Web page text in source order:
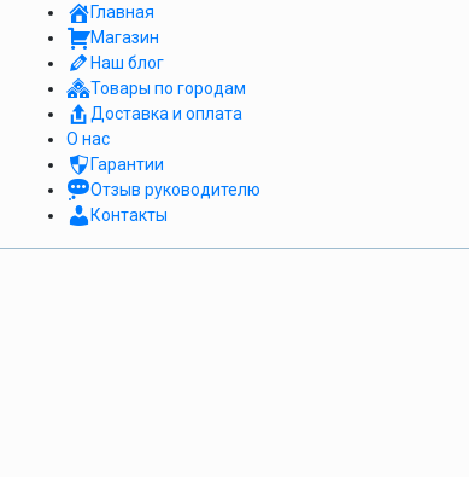
Главная
Магазин
Наш блог
Товары по городам
Доставка и оплата
О нас
Гарантии
Отзыв руководителю
Контакты